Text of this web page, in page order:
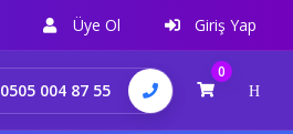
Üye Ol Giriş Yap
0505 004 87 55
0